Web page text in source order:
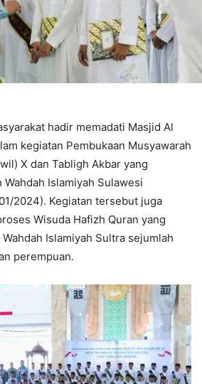
hadir memadati Masjid Al
kegiatan Pembukaan Musyawarah
X dan Tabligh Akbar yang
Islamiyah Sulawesi
2024). Kegiatan tersebut juga
Wisuda Hafizh Quran yang
Islamiyah Sultra sejumlah
perempuan.